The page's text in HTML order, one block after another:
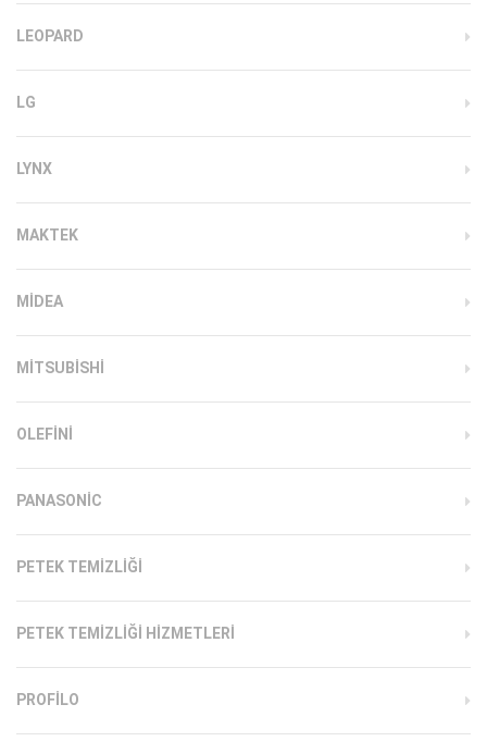
LEOPARD
LG
LYNX
MAKTEK
MIDEA
MITSUBISHI
OLEFINI
PANASONIC
PETEK TEMIZLIĞI
PETEK TEMIZLIĞI HIZMETLERI
PROFILO